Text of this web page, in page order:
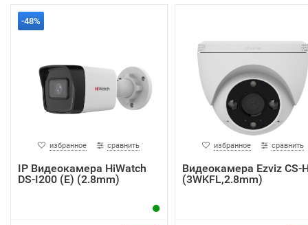
-48%
избранное сравнить
IP Видеокамера HiWatch
DS-I200 (E) (2.8mm)
избранное сравнить
Видеокамера Ezviz CS-
(3WKFL,2.8mm)